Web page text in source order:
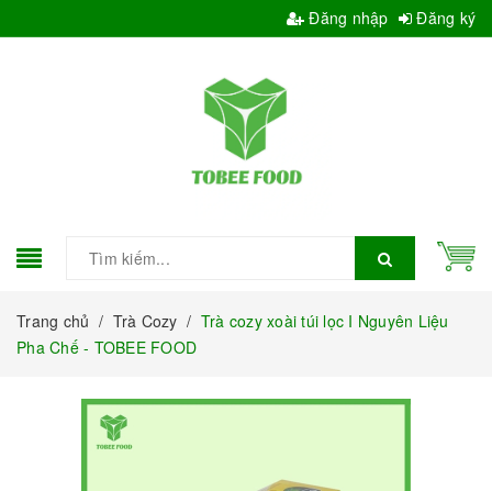
Đăng nhập Đăng ký
Trang chủ / Trà Cozy / Trà cozy xoài túi lọc I Nguyên Liệu
Pha Chế - TOBEE FOOD